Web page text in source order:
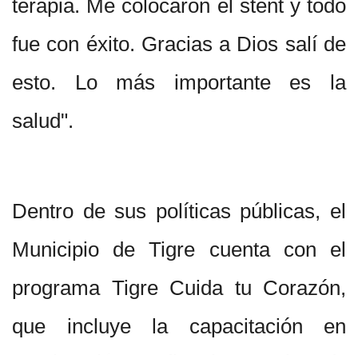
terapia. Me colocaron el stent y todo
fue con éxito. Gracias a Dios salí de
esto. Lo más importante es la
salud".
Dentro de sus políticas públicas, el
Municipio de Tigre cuenta con el
programa Tigre Cuida tu Corazón,
que incluye la capacitación en